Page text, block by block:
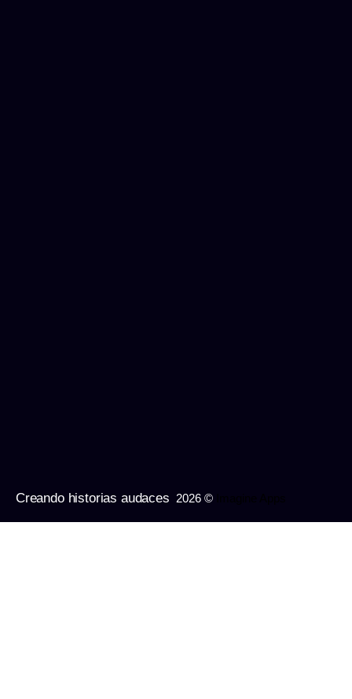
Creando historias audaces 2026 ©